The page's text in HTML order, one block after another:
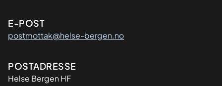
E-POST
postmottak@helse-bergen.no
Adresse
POSTADRESSE
Helse Bergen HF